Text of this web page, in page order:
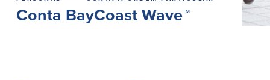
Casas manufacturadas e móveis
Recompensas de compras
Conta BayCoast Wave™